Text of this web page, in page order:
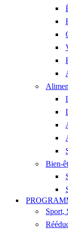
Bien-
Sport,